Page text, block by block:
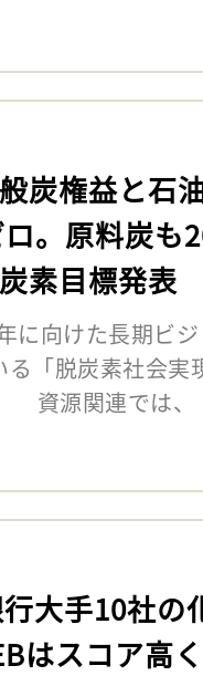
炭権益と石
。原料炭も
素目標発表
に向けた長期ビ
「脱炭素社会実
資源関連では、
行大手10社の
はスコア高